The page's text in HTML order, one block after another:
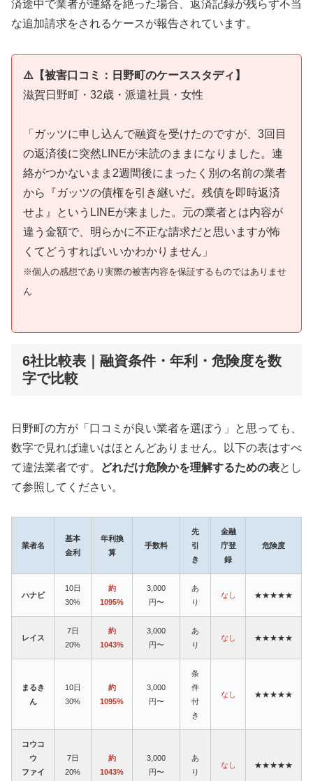
済途中で業者が連絡を絶った場合、返済記録が残らず不当
な追加請求をされるケースが報告されています。
⚠️【被害口コミ：日野町のケーススタディ】
滋賀日野町・32歳・派遣社員・女性
「ガッツに申し込んで融資を受けたのですが、3回目
の返済後に突然LINEが未読のままになりました。連
絡がつかないまま2週間後にまったく別の名前の業者
から『ガッツの債権を引き継いだ。残債を即時返済
せよ』というLINEが来ました。元の業者とは内容が
違う金額で、明らかに不正な請求だと思いますが怖
くてどうすればいいかわかりません」
※個人の感想であり実際の被害内容を保証するものではありませ
ん
6社比較表｜融資条件・年利・危険度を数
字で比較
日野町の方が「口コミが良い業者を選ぼう」と思っても、
数字で見れば違いはほとんどありません。以下の表はすべ
て違法業者です。
どれだけ危険かを理解するための表とし
て参照してください。
業者名
基本
金利
年利換
算
手数料
先
引
き
金融
庁登
録
危険度
ハナビ
10日
30%
約
1095%
3,000
円〜
あ
り
なし ★★★★★
レイス
7日
20%
約
1043%
3,000
円〜
あ
り
なし ★★★★★
まるき
ん
10日
30%
約
1095%
3,000
円〜
条
件
付
き
なし ★★★★★
コウコ
ウ
ファイ
7日
20%
約
1043%
3,000
円〜
あ
り
なし ★★★★★